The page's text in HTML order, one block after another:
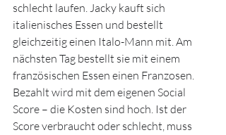
schlecht laufen. Jacky kauft sich
italienisches Essen und bestellt
gleichzeitig einen Italo-Mann mit. Am
nächsten Tag bestellt sie mit einem
französischen Essen einen Franzosen.
Bezahlt wird mit dem eigenen Social
Score – die Kosten sind hoch. Ist der
Score verbraucht oder schlecht, muss